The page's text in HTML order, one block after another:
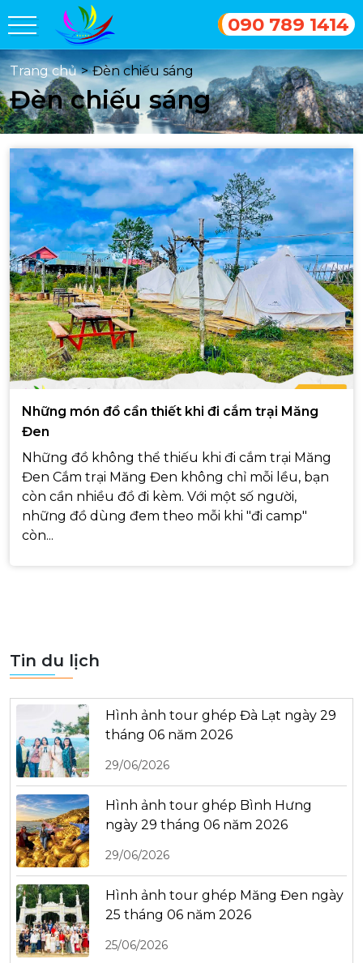
090 789 1414
Trang chủ > Đèn chiếu sáng
Đèn chiếu sáng
Những món đồ cần thiết khi đi cắm trại Măng
Đen
Những đồ không thể thiếu khi đi cắm trại Măng
Đen Cắm trại Măng Đen không chỉ mỗi lều, bạn
còn cần nhiều đồ đi kèm. Với một số người,
những đồ dùng đem theo mỗi khi "đi camp"
còn...
Tin du lịch
Hình ảnh tour ghép Đà Lạt ngày 29
tháng 06 năm 2026
29/06/2026
Hình ảnh tour ghép Bình Hưng
ngày 29 tháng 06 năm 2026
29/06/2026
Hình ảnh tour ghép Măng Đen ngày
25 tháng 06 năm 2026
25/06/2026